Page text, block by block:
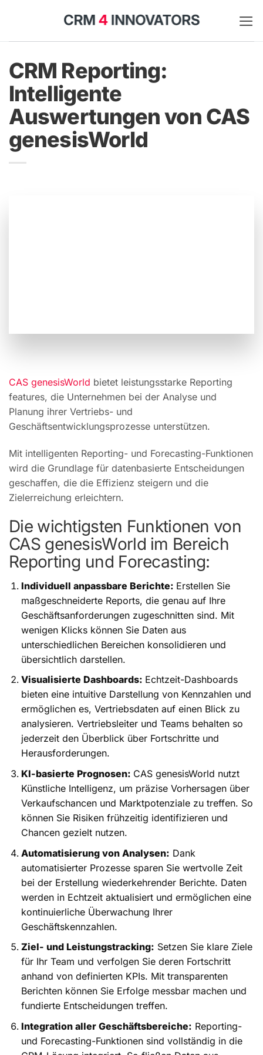
CRM Reporting:
Intelligente
Auswertungen von CAS
genesisWorld
CAS genesisWorld bietet leistungsstarke Reporting
features, die Unternehmen bei der Analyse und
Planung ihrer Vertriebs- und
Geschäftsentwicklungsprozesse unterstützen.
Mit intelligenten Reporting- und Forecasting-Funktionen
wird die Grundlage für datenbasierte Entscheidungen
geschaffen, die die Effizienz steigern und die
Zielerreichung erleichtern.
Die wichtigsten Funktionen von
CAS genesisWorld im Bereich
Reporting und Forecasting:
Individuell anpassbare Berichte: Erstellen Sie
maßgeschneiderte Reports, die genau auf Ihre
Geschäftsanforderungen zugeschnitten sind. Mit
wenigen Klicks können Sie Daten aus
unterschiedlichen Bereichen konsolidieren und
übersichtlich darstellen.
Visualisierte Dashboards: Echtzeit-Dashboards
bieten eine intuitive Darstellung von Kennzahlen und
ermöglichen es, Vertriebsdaten auf einen Blick zu
analysieren. Vertriebsleiter und Teams behalten so
jederzeit den Überblick über Fortschritte und
Herausforderungen.
KI-basierte Prognosen: CAS genesisWorld nutzt
Künstliche Intelligenz, um präzise Vorhersagen über
Verkaufschancen und Marktpotenziale zu treffen. So
können Sie Risiken frühzeitig identifizieren und
Chancen gezielt nutzen.
Automatisierung von Analysen: Dank
automatisierter Prozesse sparen Sie wertvolle Zeit
bei der Erstellung wiederkehrender Berichte. Daten
werden in Echtzeit aktualisiert und ermöglichen eine
kontinuierliche Überwachung Ihrer
Geschäftskennzahlen.
Ziel- und Leistungstracking: Setzen Sie klare Ziele
für Ihr Team und verfolgen Sie deren Fortschritt
anhand von definierten KPIs. Mit transparenten
Berichten können Sie Erfolge messbar machen und
fundierte Entscheidungen treffen.
Integration aller Geschäftsbereiche: Reporting-
und Forecasting-Funktionen sind vollständig in die